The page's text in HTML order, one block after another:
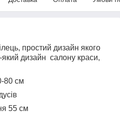
простий дизайн якого
дизайн салону краси,
80 см
55 см